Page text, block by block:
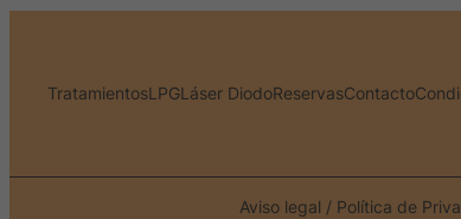
TratamientosLPGLáser DiodoReservasContacto
Aviso legal /Política de